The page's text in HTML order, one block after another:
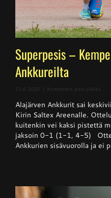
Superpesis –
Ankkureilta
11.6.2026 Kommentit pois päältä
–
haki
Alajärven Ankkurit sai
Kirin Saltex Areenalle.
kuitenkin vei kaksi pistettä
jaksoin 0-1 (1-1, 4-5)
Ankkurien sisävuorolla ja ei